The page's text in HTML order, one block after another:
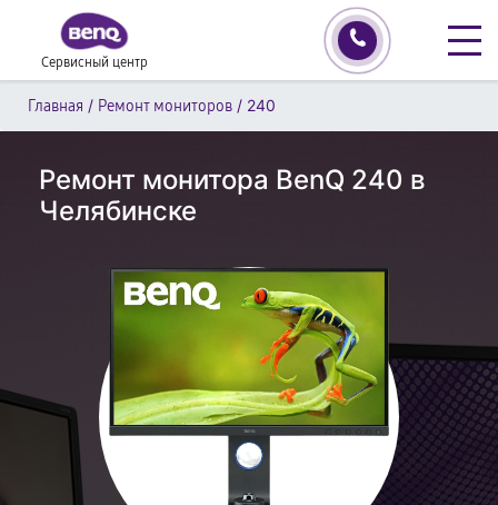
Сервисный центр
Главная / Ремонт мониторов / 240
Ремонт монитора BenQ 240 в
Челябинске